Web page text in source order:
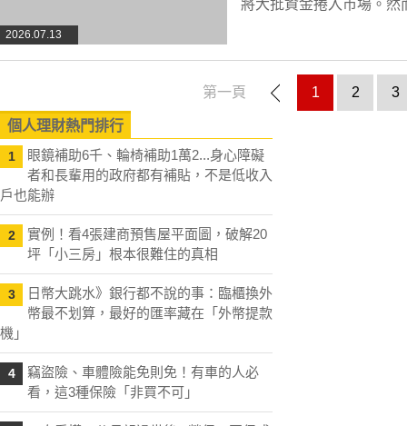
2026.07.13
將大批資金捲入市場。然
第一頁 1 2 3
個人理財熱門排行
1
眼鏡補助6千、輪椅補助1萬2...身心障礙
者和長輩用的政府都有補貼，不是低收入
戶也能辦
2
實例！看4張建商預售屋平面圖，破解20
坪「小三房」根本很難住的真相
3
日幣大跳水》銀行都不說的事：臨櫃換外
幣最不划算，最好的匯率藏在「外幣提款
機」
4
竊盜險、車體險能免則免！有車的人必
看，這3種保險「非買不可」